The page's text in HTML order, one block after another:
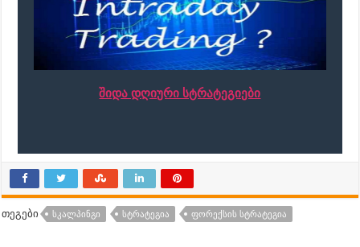
შიდა დღიური სტრატეგიები
თეგები ᲡᲙᲐᲚᲞᲘᲜᲒᲘ ᲡᲢᲠᲐᲢᲔᲒᲘᲐ ᲤᲝᲠᲔᲥᲡᲘᲡ ᲡᲢᲠᲐᲢᲔᲒᲘᲐ